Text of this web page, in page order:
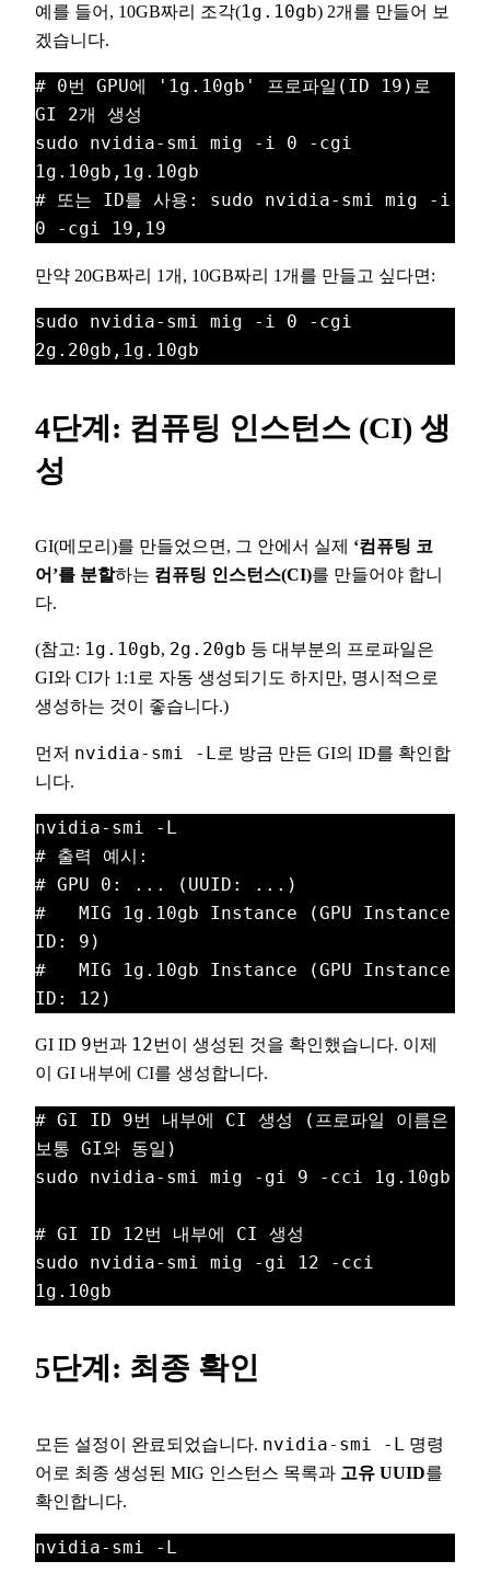
예를 들어, 10GB짜리 조각(1g.10gb) 2개를 만들어 보
겠습니다.
# 0번 GPU에 '1g.10gb' 프로파일(ID 19)로
GI 2개 생성
sudo nvidia-smi mig -i 0 -cgi
1g.10gb,1g.10gb
# 또는 ID를 사용: sudo nvidia-smi mig -i
만약 20GB짜리 1개, 10GB짜리 1개를 만들고 싶다면:
sudo nvidia-smi mig -i 0 -cgi
2g.20gb,1g.10gb
4단계: 컴퓨팅 인스턴스 (CI) 생
성
GI(메모리)를 만들었으면, 그 안에서 실제 ‘컴퓨팅 코
어’를 분할하는 컴퓨팅 인스턴스(CI)를 만들어야 합니
다.
(참고: 1g.10gb, 2g.20gb 등 대부분의 프로파일은
GI와 CI가 1:1로 자동 생성되기도 하지만, 명시적으로
생성하는 것이 좋습니다.)
먼저 nvidia-smi -L 로 방금 만든 GI의 ID를 확인합
니다.
nvidia-smi -L
# 출력 예시:
# GPU 0: ... (UUID: ...)
#   MIG 1g.10gb Instance (GPU Instance
ID: 9)
#   MIG 1g.10gb Instance (GPU Instance
ID: 12)
GI ID 9번과 12번이 생성된 것을 확인했습니다. 이제
이 GI 내부에 CI를 생성합니다.
# GI ID 9번 내부에 CI 생성 (프로파일 이름은
보통 GI와 동일)
sudo nvidia-smi mig -gi 9 -cci 1g.10gb
# GI ID 12번 내부에 CI 생성
sudo nvidia-smi mig -gi 12 -cci
1g.10gb
5단계: 최종 확인
모든 설정이 완료되었습니다. nvidia-smi -L 명령
어로 최종 생성된 MIG 인스턴스 목록과 고유 UUID를
확인합니다.
nvidia-smi -L